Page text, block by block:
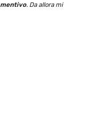
mentivo. Da allora mi